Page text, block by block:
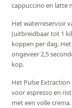
cappuccino en latte
Het waterreservoir
(uitbreidbaar tot 1
koppen per dag.
ongeveer 2,5
kop.
Het Pulse Extraction
voor espresso en
met een volle